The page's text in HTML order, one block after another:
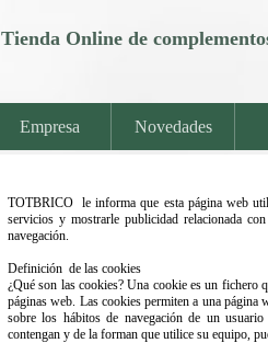
Tienda Online de
Empresa Novedades
TOTBRICO le informa que esta página web
servicios y mostrarle publicidad relacionada
navegación.
Definición de las cookies
¿Qué son las cookies? Una cookie es un fichero
páginas web. Las cookies permiten a una página
sobre los hábitos de navegación de un
contengan y de la forman que utilice su equipo,